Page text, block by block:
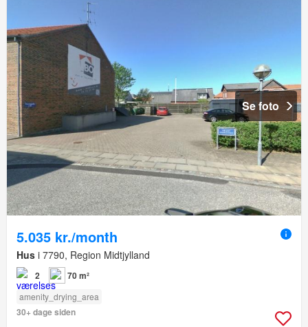
Se foto
5.035 kr./month
Hus i 7790, Region Midtjylland
2 70 m²
amenity_drying_area
30+ dage siden